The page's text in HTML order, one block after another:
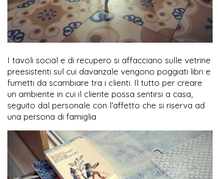
I tavoli social e di recupero si affacciano sulle vetrine
preesistenti sul cui davanzale vengono poggiati libri e
fumetti da scambiare tra i clienti. Il tutto per creare
un ambiente in cui il cliente possa sentirsi a casa,
seguito dal personale con l’affetto che si riserva ad
una persona di famiglia